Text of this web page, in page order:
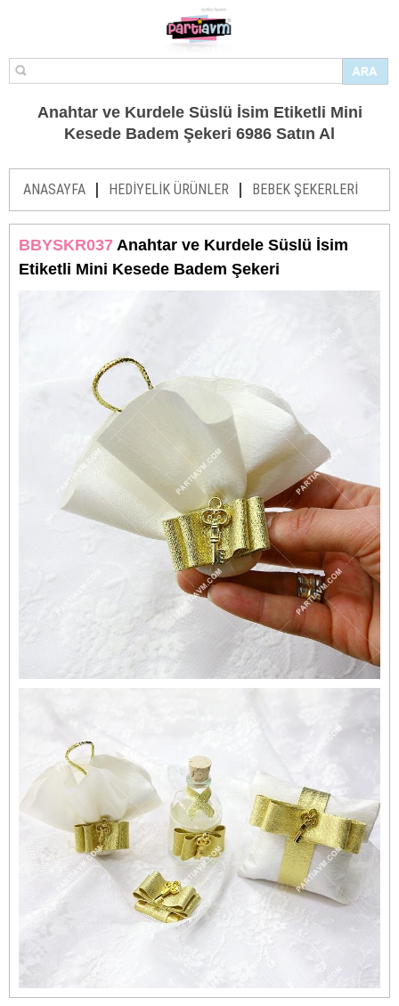
Anahtar ve Kurdele Süslü İsim Etiketli Mini
Kesede Badem Şekeri 6986 Satın Al
ANASAYFA | HEDİYELİK ÜRÜNLER | BEBEK ŞEKERLERİ
BBYSKR037 Anahtar ve Kurdele Süslü İsim
Etiketli Mini Kesede Badem Şekeri